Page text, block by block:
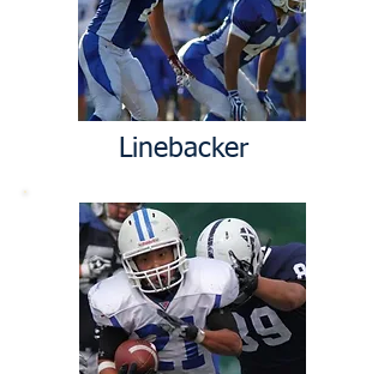
Linebacker